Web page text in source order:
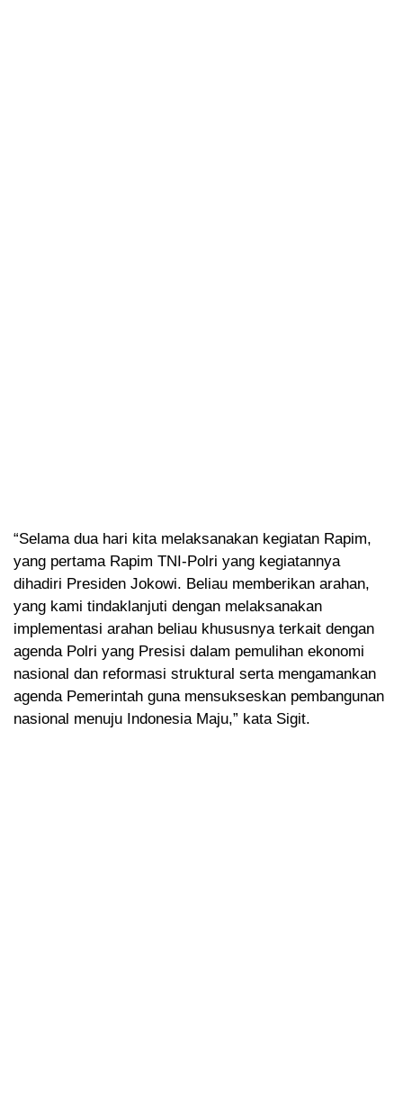
“Selama dua hari kita melaksanakan kegiatan Rapim,
yang pertama Rapim TNI-Polri yang kegiatannya
dihadiri Presiden Jokowi. Beliau memberikan arahan,
yang kami tindaklanjuti dengan melaksanakan
implementasi arahan beliau khususnya terkait dengan
agenda Polri yang Presisi dalam pemulihan ekonomi
nasional dan reformasi struktural serta mengamankan
agenda Pemerintah guna mensukseskan pembangunan
nasional menuju Indonesia Maju,” kata Sigit.